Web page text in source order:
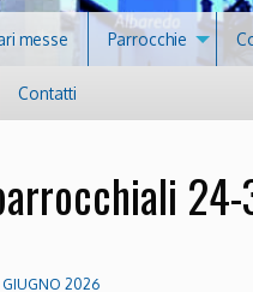
messe Parrocchie
Contatti
2026